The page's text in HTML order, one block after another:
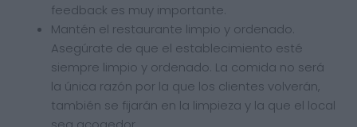
feedback es muy importante.
Mantén el restaurante limpio y ordenado.
Asegúrate de que el establecimiento esté
siempre limpio y ordenado. La comida no será
la única razón por la que los clientes volverán,
también se fijarán en la limpieza y la que el local